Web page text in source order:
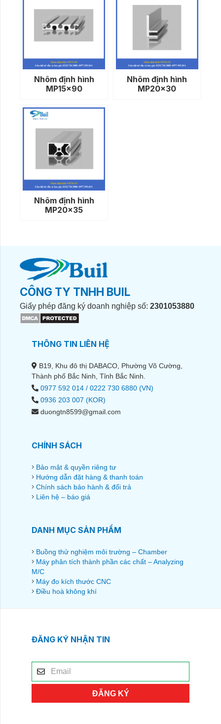
Nhôm định hình
MP15x90
Nhôm định hình
MP20x30
Nhôm định hình
MP20x35
CÔNG TY TNHH BUIL
Giấy phép đăng ký doanh nghiệp số: 2301053880
THÔNG TIN LIÊN HỆ
B19, Khu đô thị DABACO, Phường Võ Cường,
Thành phố Bắc Ninh, Tỉnh Bắc Ninh.
0977 592 014 / 0222 730 6880 (VN)
0936 203 007 (KOR)
duongtn8599@gmail.com
CHÍNH SÁCH
Bảo mật & quyền riêng tư
Hướng dẫn đặt hàng & thanh toán
Chính sách bảo hành & đổi trả
Liên hệ – báo giá
DANH MỤC SẢN PHẨM
Buồng thử nghiệm môi trường – Chamber
Máy phân tích thành phần các chất – Analyzing
M/C
Máy đo kích thước CNC
Điều hoà không khí
ĐĂNG KÝ NHẬN TIN
ĐĂNG KÝ